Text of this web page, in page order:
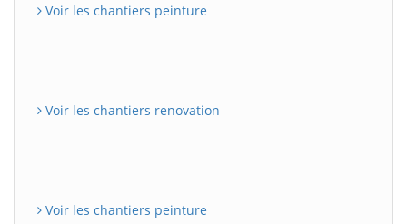
Voir les chantiers peinture
Voir les chantiers renovation
Voir les chantiers peinture